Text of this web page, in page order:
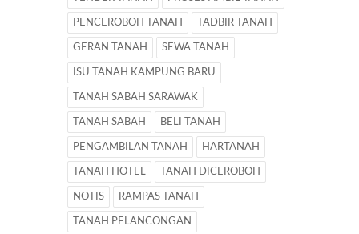
PENCEROBOH TANAH TADBIR TANAH
GERAN TANAH SEWA TANAH
ISU TANAH KAMPUNG BARU
TANAH SABAH SARAWAK
TANAH SABAH BELI TANAH
PENGAMBILAN TANAH HARTANAH
TANAH HOTEL TANAH DICEROBOH
NOTIS RAMPAS TANAH
TANAH PELANCONGAN